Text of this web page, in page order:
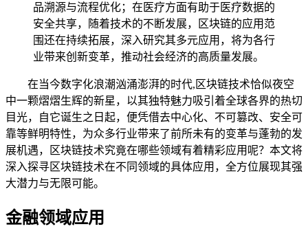
品溯源与流程优化；在医疗方面有助于医疗数据的
安全共享，随着技术的不断发展，区块链的应用范
围还在持续拓展，深入研究其多元应用，将为各行
业带来创新变革，推动社会经济的高质量发展。
在当今数字化浪潮汹涌澎湃的时代,区块链技术恰似夜空
中一颗熠熠生辉的新星，以其独特魅力吸引着全球各界的热切
目光，自它诞生之日起，便凭借去中心化、不可篡改、安全可
靠等鲜明特性，为众多行业带来了前所未有的变革与蓬勃的发
展机遇，区块链技术究竟在哪些领域有着精彩应用呢？本文将
深入探寻区块链技术在不同领域的具体应用，全方位展现其强
大潜力与无限可能。
金融领域应用